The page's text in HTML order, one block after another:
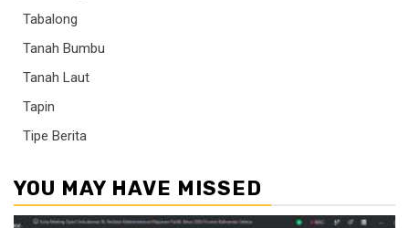
Tabalong
Tanah Bumbu
Tanah Laut
Tapin
Tipe Berita
YOU MAY HAVE MISSED